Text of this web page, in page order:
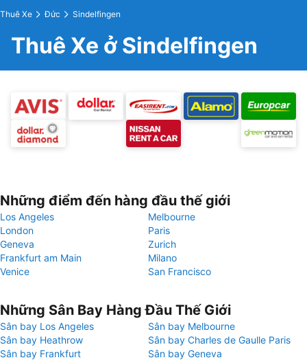
Thuê Xe Đức Sindelfingen
Thuê Xe ở Sindelfingen
Những điểm đến hàng đầu thế giới
Los Angeles
Melbourne
London
Paris
Geneva
Zurich
Frankfurt am Main
Milano
Venice
San Francisco
Những Sân Bay Hàng Đầu Thế Giới
Sân bay Los Angeles
Sân bay Melbourne
Sân bay Heathrow
Sân bay Charles de Gaulle Paris
Sân bay Frankfurt
Sân bay Geneva